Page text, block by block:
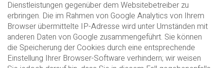
Dienstleistungen gegenüber dem Websitebetreiber zu
erbringen. Die im Rahmen von Google Analytics von Ihrem
Browser übermittelte IP-Adresse wird unter Umständen mit
anderen Daten von Google zusammengeführt. Sie können
die Speicherung der Cookies durch eine entsprechende
Einstellung Ihrer Browser-Software verhindern; wir weisen